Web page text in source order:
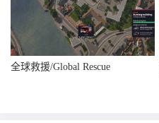
全球救援/Global Rescue